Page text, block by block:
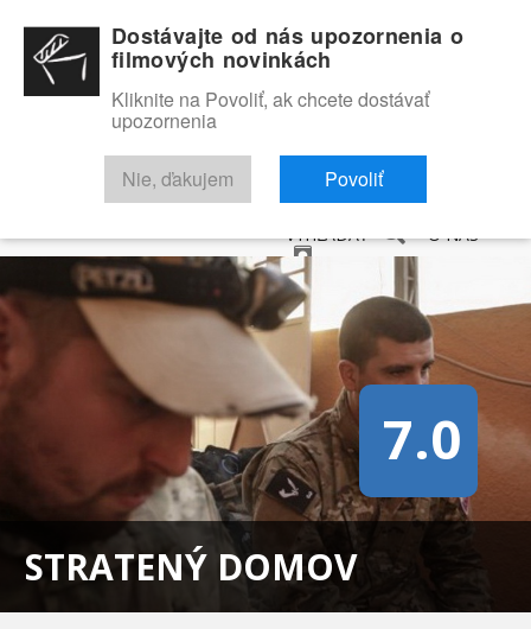
RECENZIE TRAILERY FILMOVÁ DATABÁZA
VYHĽADAŤ O NÁS
STRATENÝ DOMOV
7.0
Dostávajte od nás upozornenia o
filmových novinkách
Kliknite na Povoliť, ak chcete dostávať
upozornenia
Nie, ďakujem Povoliť